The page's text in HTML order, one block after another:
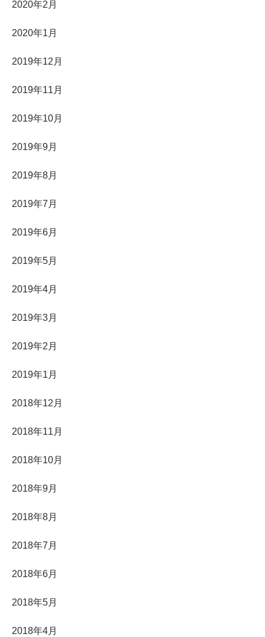
2020年2月
2020年1月
2019年12月
2019年11月
2019年10月
2019年9月
2019年8月
2019年7月
2019年6月
2019年5月
2019年4月
2019年3月
2019年2月
2019年1月
2018年12月
2018年11月
2018年10月
2018年9月
2018年8月
2018年7月
2018年6月
2018年5月
2018年4月